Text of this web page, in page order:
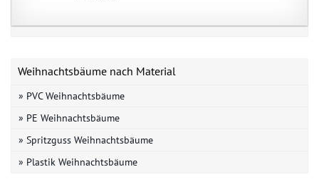
Weihnachtsbäume nach Material
» PVC Weihnachtsbäume
» PE Weihnachtsbäume
» Spritzguss Weihnachtsbäume
» Plastik Weihnachtsbäume